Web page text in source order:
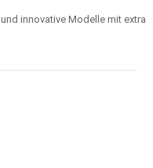
und innovative Modelle mit extra